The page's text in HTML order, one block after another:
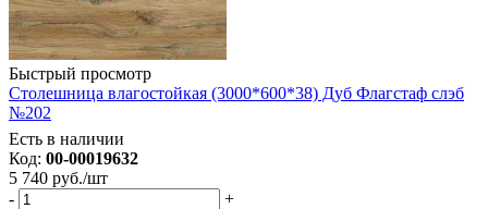
Быстрый просмотр
Столешница влагостойкая (3000*600*38) Дуб Флагстаф слэб
№202
Есть в наличии
Код: 00-00019632
5 740 руб./шт
-
+